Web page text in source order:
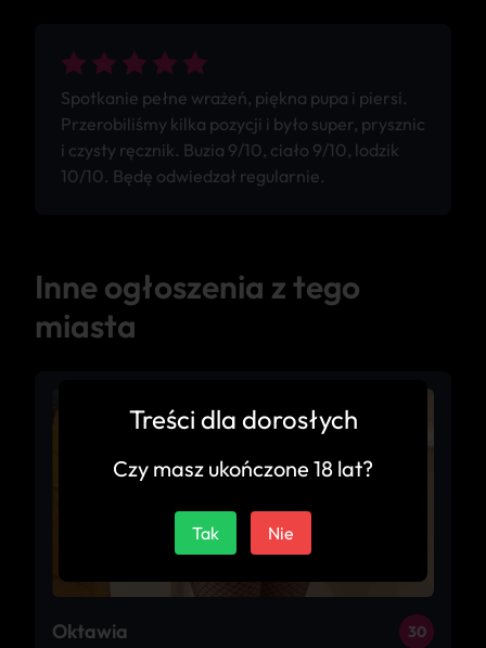
Spotkanie pełne wrażeń, piękna pupa i piersi.
Przerobiliśmy kilka pozycji i było super, prysznic
i czysty ręcznik. Buzia 9/10, ciało 9/10, lodzik
10/10. Będę odwiedzał regularnie.
Inne ogłoszenia z tego
miasta
Oktawia 30
Treści dla dorosłych
Czy masz ukończone 18 lat?
Tak Nie